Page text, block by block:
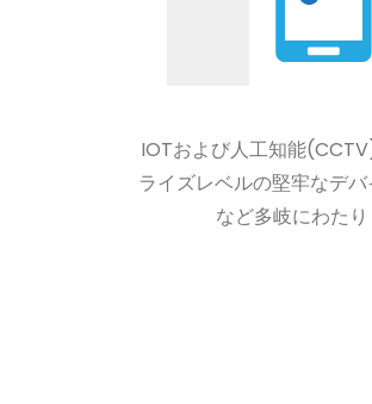
IOTおよび人工知能
ライズレベルの堅牢なデ
など多岐にわたり